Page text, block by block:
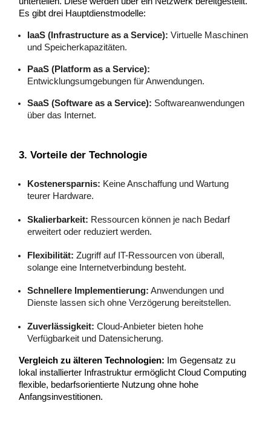
Es gibt drei Hauptdienstmodelle:
IaaS (Infrastructure as a Service): Virtuelle Maschinen
und Speicherkapazitäten.
PaaS (Platform as a Service):
Entwicklungsumgebungen für Anwendungen.
SaaS (Software as a Service): Softwareanwendungen
über das Internet.
3. Vorteile der Technologie
Kostenersparnis: Keine Anschaffung und Wartung
teurer Hardware.
Skalierbarkeit: Ressourcen können je nach Bedarf
erweitert oder reduziert werden.
Flexibilität: Zugriff auf IT-Ressourcen von überall,
solange eine Internetverbindung besteht.
Schnellere Implementierung: Anwendungen und
Dienste lassen sich ohne Verzögerung bereitstellen.
Zuverlässigkeit: Cloud-Anbieter bieten hohe
Verfügbarkeit und Datensicherung.
Vergleich zu älteren Technologien: Im Gegensatz zu
lokal installierter Infrastruktur ermöglicht Cloud Computing
flexible, bedarfsorientierte Nutzung ohne hohe
Anfangsinvestitionen.